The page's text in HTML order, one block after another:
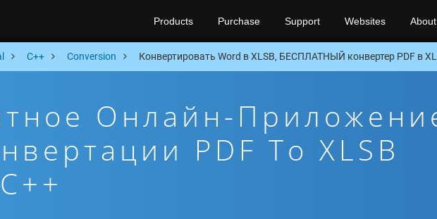
Products Purchase Support Websites About
C++ Conversion Конвертировать Word в XLSB, БЕСПЛАТНЫЙ конвертер PDF в
Онлайн-
PDF To XLSB